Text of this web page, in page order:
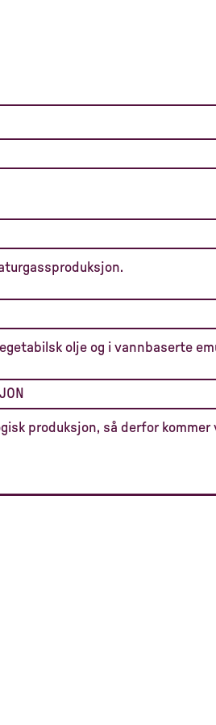
olje og i vannbaserte
produksjon, så derfor kommer